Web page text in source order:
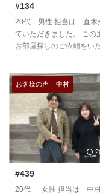
#134
20代 男性 担当は 直木
ていただきました。 こ
お部屋探しのご依頼をい
https://teian-enh.com/
お客様の声 中村
#439
20代 女性 担当は 中村